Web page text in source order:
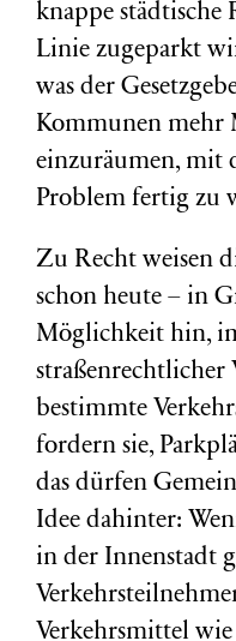
knappe städtische
Linie zugeparkt
was der
Kommunen mehr
einzuräumen, mit
Problem fertig zu
Zu Recht weisen
schon heute – in
Möglichkeit hin,
bestimmte
fordern sie,
das dürfen
Idee dahinter:
in der Innenstadt
Verkehrsmittel